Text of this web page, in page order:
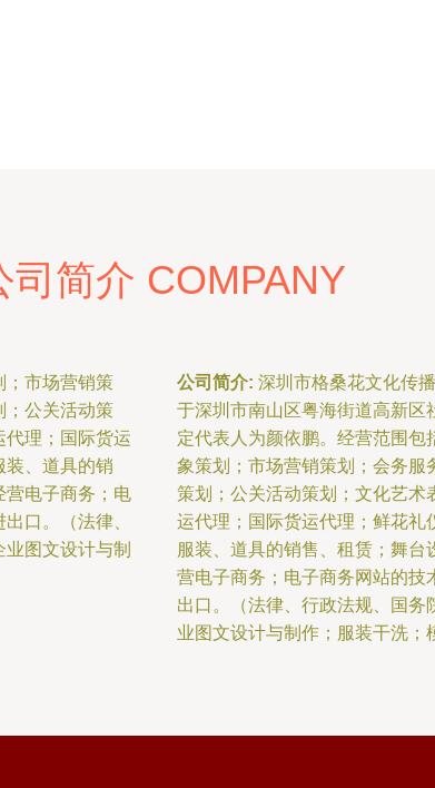
司简介 COMPANY
；市场营销策
；公关活动策
代理；国际货运
装、道具的销
营电子商务；电
口。（法律、
图文设计与制
公司简介: 深圳市格桑花文化传
于深圳市南山区粤海街道高新
定代表人为颜依鹏。经营范围
象策划；市场营销策划；会务服
策划；公关活动策划；文化艺术
运代理；国际货运代理；鲜花礼
服装、道具的销售、租赁；舞
营电子商务；电子商务网站的技
出口。（法律、行政法规、国
业图文设计与制作；服装干洗；